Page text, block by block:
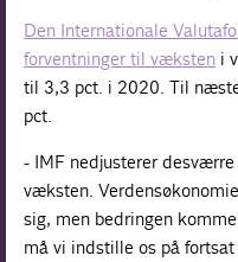
Den Internationale
forventninger til væksten i
til 3,3 pct. i 2020. Til
pct.
- IMF nedjusterer
væksten.
sig, men bedringen
må vi indstille os på